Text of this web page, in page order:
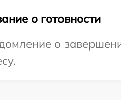
о готовности
о